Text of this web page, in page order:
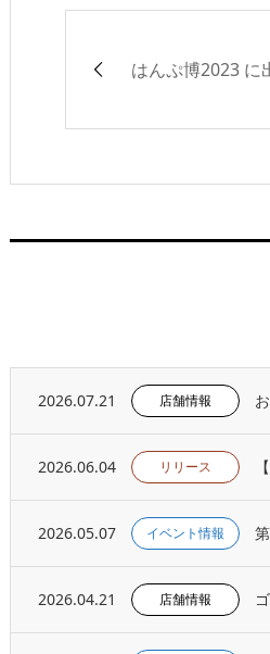
はんぷ博2023 に
2026.07.21 店舗情報
2026.06.04 リリース
2026.05.07 イベント情報
2026.04.21 店舗情報